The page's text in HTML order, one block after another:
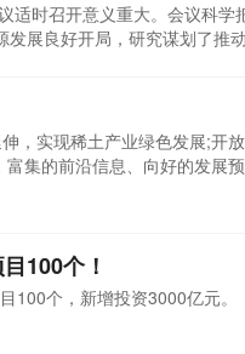
适时召开意义重大。会议科学
发展良好开局，研究谋划了推
，实现稀土产业绿色发展;开
集的前沿信息、向好的发展预
100个！
100个，新增投资3000亿元。